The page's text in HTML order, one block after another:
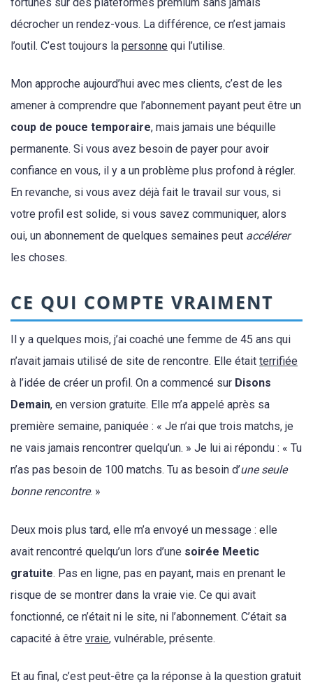
décrocher un rendez-vous. La différence, ce n’est jamais
l’outil. C’est toujours la personne qui l’utilise.
Mon approche aujourd’hui avec mes clients, c’est de les
amener à comprendre que l’abonnement payant peut être un
coup de pouce temporaire, mais jamais une béquille
permanente. Si vous avez besoin de payer pour avoir
confiance en vous, il y a un problème plus profond à régler.
En revanche, si vous avez déjà fait le travail sur vous, si
votre profil est solide, si vous savez communiquer, alors
oui, un abonnement de quelques semaines peut accélérer
les choses.
CE QUI COMPTE VRAIMENT
Il y a quelques mois, j’ai coaché une femme de 45 ans qui
n’avait jamais utilisé de site de rencontre. Elle était terrifiée
à l’idée de créer un profil. On a commencé sur Disons
Demain, en version gratuite. Elle m’a appelé après sa
première semaine, paniquée : « Je n’ai que trois matchs, je
ne vais jamais rencontrer quelqu’un. » Je lui ai répondu : « Tu
n’as pas besoin de 100 matchs. Tu as besoin d’une seule
bonne rencontre. »
Deux mois plus tard, elle m’a envoyé un message : elle
avait rencontré quelqu’un lors d’une soirée Meetic
gratuite. Pas en ligne, pas en payant, mais en prenant le
risque de se montrer dans la vraie vie. Ce qui avait
fonctionné, ce n’était ni le site, ni l’abonnement. C’était sa
capacité à être vraie, vulnérable, présente.
Et au final, c’est peut-être ça la réponse à la question gratuit